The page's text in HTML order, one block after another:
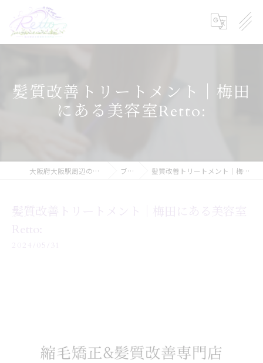
髪質改善トリートメント｜梅田
にある美容室Retto:
大阪府大阪駅周辺の美容院ならRetto: ブログ 髪質改善トリートメント｜梅田にある美容室Retto:
髪質改善トリートメント｜梅田にある美容室
Retto:
2024/05/31